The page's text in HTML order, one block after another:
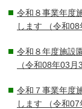
令和８事業年度
します （令和08
令和８年度施設
（令和08年03月
令和７事業年度
します （令和07